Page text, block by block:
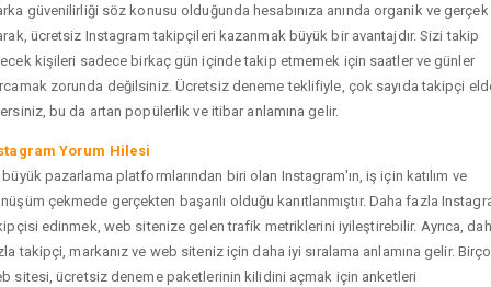
güvenilirliği söz konusu olduğunda hesabınıza anında organik ve gerçek
ücretsiz Instagram takipçileri kazanmak büyük bir avantajdır. Sizi takip
kişileri sadece birkaç gün içinde takip etmemek için saatler ve günler
zorunda değilsiniz. Ücretsiz deneme teklifiyle, çok sayıda takipçi
bu da artan popülerlik ve itibar anlamına gelir.
Yorum Hilesi
büyük pazarlama platformlarından biri olan Instagram'ın, iş için katılım ve
çekmede gerçekten başarılı olduğu kanıtlanmıştır. Daha fazla
edinmek, web sitenize gelen trafik metriklerini iyileştirebilir. Ayrıca,
takipçi, markanız ve web siteniz için daha iyi sıralama anlamına gelir.
sitesi, ücretsiz deneme paketlerinin kilidini açmak için anketleri